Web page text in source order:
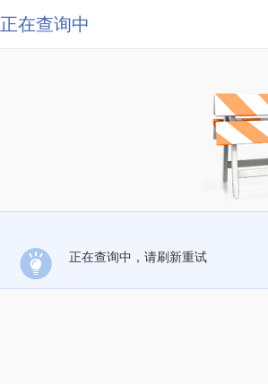
正在查询中
正在查询中，请刷新重试